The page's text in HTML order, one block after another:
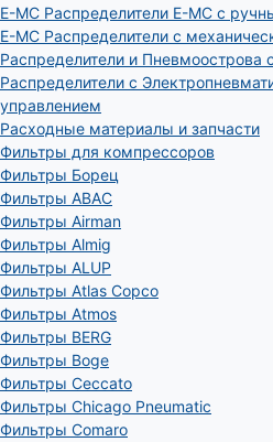
E-MC Распределители E-MC с
E-MC Распределители с
Распределители и Пневмоострова
Распределители с
управлением
Расходные материалы и запчасти
Фильтры для компрессоров
Фильтры Борец
Фильтры ABAC
Фильтры Airman
Фильтры Almig
Фильтры ALUP
Фильтры Atlas Copco
Фильтры Atmos
Фильтры BERG
Фильтры Boge
Фильтры Ceccato
Фильтры Chicago Pneumatic
Фильтры Comaro